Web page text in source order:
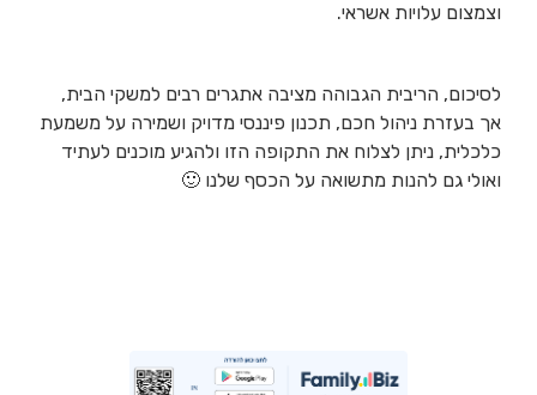
וצמצום עלויות אשראי.
לסיכום, הריבית הגבוהה מציבה אתגרים רבים למשקי הבית,
אך בעזרת ניהול חכם, תכנון פיננסי מדויק ושמירה על משמעת
כלכלית, ניתן לצלוח את התקופה הזו ולהגיע מוכנים לעתיד
ואולי גם להנות מתשואה על הכסף שלנו 🙂